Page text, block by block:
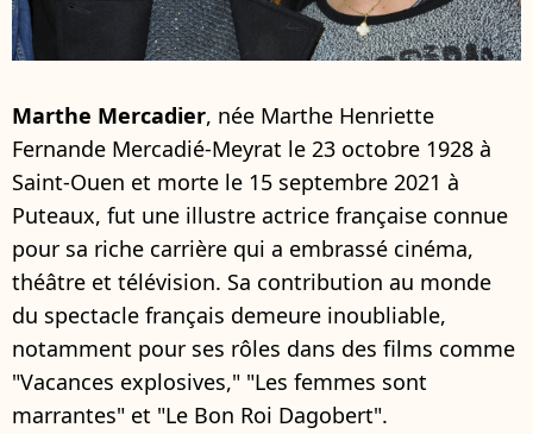
Marthe Mercadier, née Marthe Henriette
Fernande Mercadié-Meyrat le 23 octobre 1928 à
Saint-Ouen et morte le 15 septembre 2021 à
Puteaux, fut une illustre actrice française connue
pour sa riche carrière qui a embrassé cinéma,
théâtre et télévision. Sa contribution au monde
du spectacle français demeure inoubliable,
notamment pour ses rôles dans des films comme
"Vacances explosives," "Les femmes sont
marrantes" et "Le Bon Roi Dagobert".